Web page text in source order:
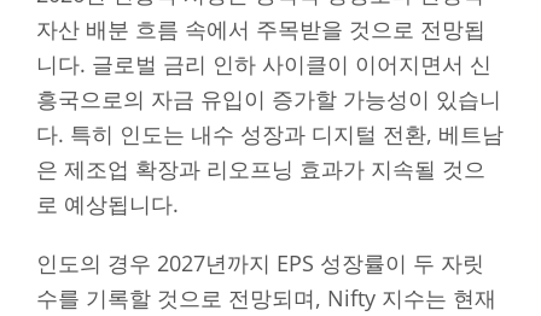
자산 배분 흐름 속에서 주목받을 것으로 전망됩
니다. 글로벌 금리 인하 사이클이 이어지면서 신
흥국으로의 자금 유입이 증가할 가능성이 있습니
다. 특히 인도는 내수 성장과 디지털 전환, 베트남
은 제조업 확장과 리오프닝 효과가 지속될 것으
로 예상됩니다.
인도의 경우 2027년까지 EPS 성장률이 두 자릿
수를 기록할 것으로 전망되며, Nifty 지수는 현재